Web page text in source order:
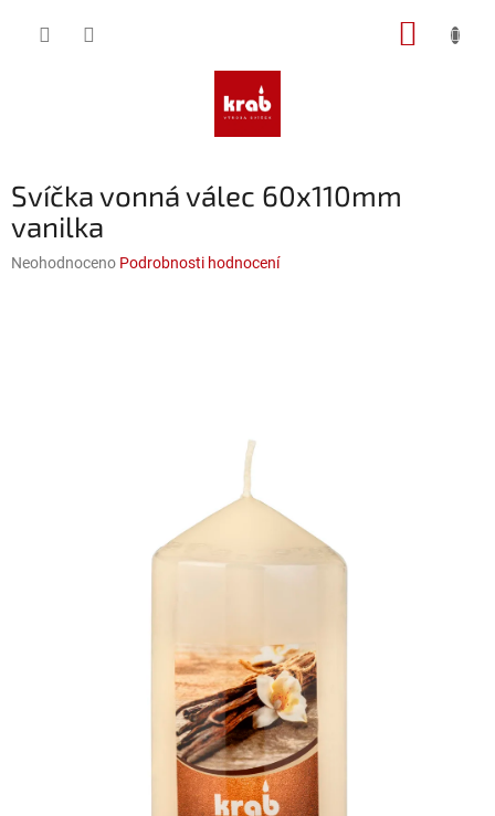
Svíčka vonná válec 60x110mm
vanilka
Průměrné
Neohodnoceno Podrobnosti hodnocení